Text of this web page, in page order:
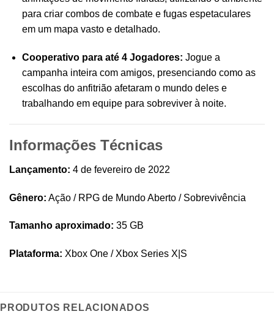
para criar combos de combate e fugas espetaculares
em um mapa vasto e detalhado.
Cooperativo para até 4 Jogadores: Jogue a
campanha inteira com amigos, presenciando como as
escolhas do anfitrião afetaram o mundo deles e
trabalhando em equipe para sobreviver à noite.
Informações Técnicas
Lançamento: 4 de fevereiro de 2022
Gênero: Ação / RPG de Mundo Aberto / Sobrevivência
Tamanho aproximado: 35 GB
Plataforma: Xbox One / Xbox Series X|S
PRODUTOS RELACIONADOS